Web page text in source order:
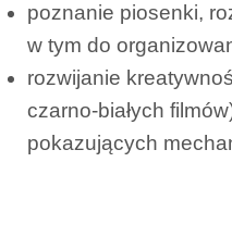
poznanie piosenki,
w tym do
rozwijanie
czarno-białych
pokazujących